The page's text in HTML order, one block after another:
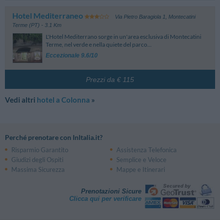
Hotel Mediterraneo Via Pietro Baragiola 1
Montecatini
Terme (PT) - 3.1 Km
L'Hotel Mediterrano sorge in un'area esclusiva di Montecatini
Terme, nel verde e nella quiete del parco...
Eccezionale 9.6/10
Prezzi da € 115
Vedi altri hotel a Colonna »
Perché prenotare con InItalia.it?
Risparmio Garantito
Assistenza Telefonica
Giudizi degli Ospiti
Semplice e Veloce
Massima Sicurezza
Mappe e Itinerari
Prenotazioni Sicure
Clicca qui per verificare